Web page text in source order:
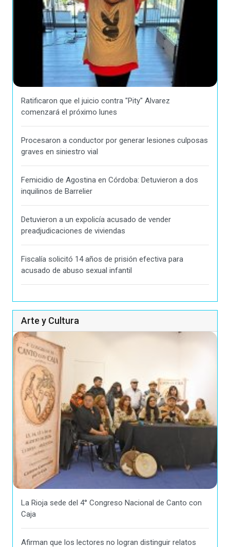
Ratificaron que el juicio contra "Pity" Alvarez
comenzará el próximo lunes
Procesaron a conductor por generar lesiones culposas
graves en siniestro vial
Femicidio de Agostina en Córdoba: Detuvieron a dos
inquilinos de Barrelier
Detuvieron a un expolicía acusado de vender
preadjudicaciones de viviendas
Fiscalía solicitó 14 años de prisión efectiva para
acusado de abuso sexual infantil
Arte y Cultura
La Rioja sede del 4° Congreso Nacional de Canto con
Caja
Afirman que los lectores no logran distinguir relatos